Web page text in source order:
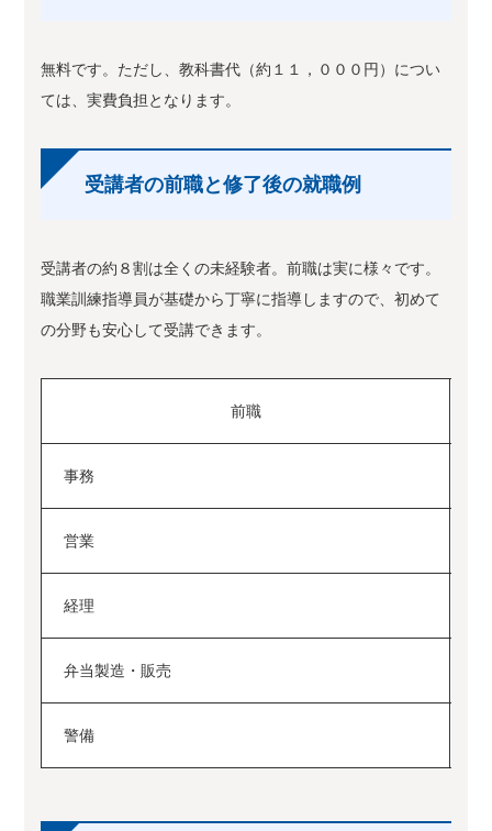
無料です。ただし、教科書代（約１１，０００円）につい
ては、実費負担となります。
受講者の前職と修了後の就職例
受講者の約８割は全くの未経験者。前職は実に様々です。
職業訓練指導員が基礎から丁寧に指導しますので、初めて
の分野も安心して受講できます。
前職
事務
営業
経理
弁当製造・販売
警備